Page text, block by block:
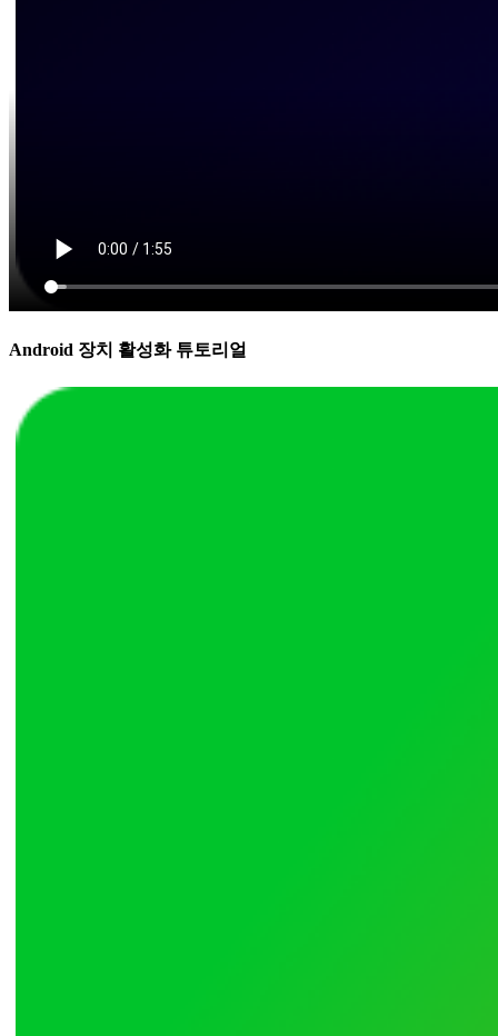
Android 장치 활성화 튜토리얼